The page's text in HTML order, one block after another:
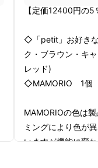
【定価12400円の5
◇「petit」お好き
ク・ブラウン・キ
レッド)
◇MAMORIO 1個
MAMORIOの色は
ミングにより色が
いますが機能に変